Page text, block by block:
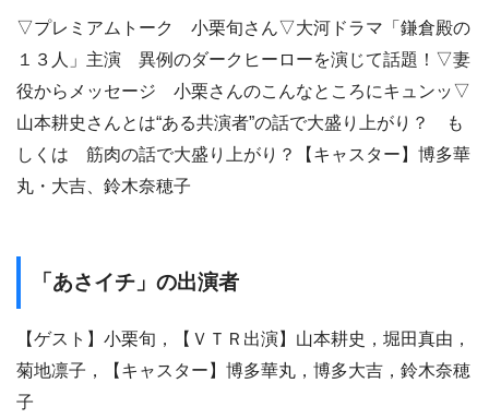
▽プレミアムトーク 小栗旬さん▽大河ドラマ「鎌倉殿の
１３人」主演 異例のダークヒーローを演じて話題！▽妻
役からメッセージ 小栗さんのこんなところにキュンッ▽
山本耕史さんとは“ある共演者”の話で大盛り上がり？ も
しくは 筋肉の話で大盛り上がり？【キャスター】博多華
丸・大吉、鈴木奈穂子
「あさイチ」の出演者
【ゲスト】小栗旬，【ＶＴＲ出演】山本耕史，堀田真由，
菊地凛子，【キャスター】博多華丸，博多大吉，鈴木奈穂
子